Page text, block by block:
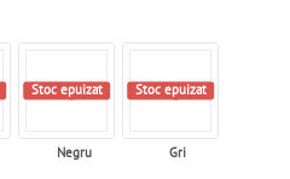
Stoc epuizat
Negru
Stoc epuizat
Gri